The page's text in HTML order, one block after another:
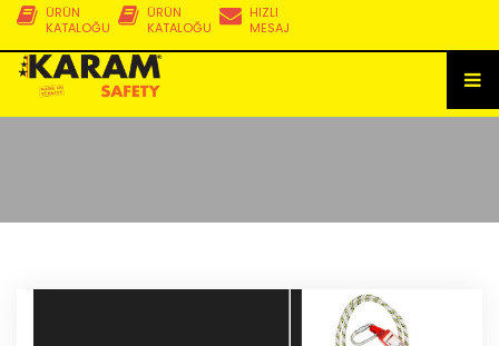
HIZLI
MESAJ
ÜRÜN
KATALOĞU
ÜRÜN
KATALOĞU